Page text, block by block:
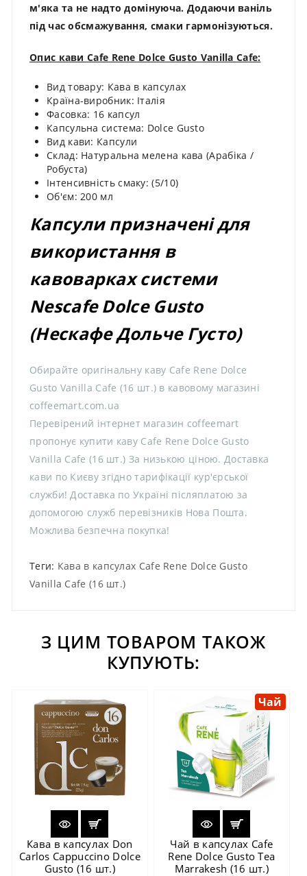
м'яка та не надто домінуюча. Додаючи ваніль
під час обсмажування, смаки гармонізуються.
Опис кави Cafe Rene Dolce Gusto Vanilla Cafe:
Вид товару: Кава в капсулах
Країна-виробник: Італія
Фасовка: 16 капсул
Капсульна система: Dolce Gusto
Вид кави: Капсули
Склад: Натуральна мелена кава (Арабіка /
Робуста)
Інтенсивність смаку: (5/10)
Об'єм: 200 мл
Капсули призначені для
використання в
кавоварках системи
Nescafe Dolce Gusto
(Нескафе Дольче Густо)
Обирайте оригінальну каву Cafe Rene Dolce
Gusto Vanilla Cafe (16 шт.) в кавовому магазині
coffeemart.com.ua
Перевірений інтернет магазин coffeemart
пропонує купити каву Cafe Rene Dolce Gusto
Vanilla Cafe (16 шт.) За низькою ціною. Доставка
кави по Києву згідно тарифікації кур'єрської
служби! Доставка по Україні післяплатою за
допомогою служб перевізників Нова Пошта.
Можлива безпечна покупка!
Теги: Кава в капсулах Cafe Rene Dolce Gusto
Vanilla Cafe (16 шт.)
З ЦИМ ТОВАРОМ ТАКОЖ
КУПУЮТЬ:
Кава в капсулах Don
Carlos Cappuccino Dolce
Gusto (16 шт.)
Чай
Чай в капсулах Cafe
Rene Dolce Gusto Tea
Marrakesh (16 шт.)